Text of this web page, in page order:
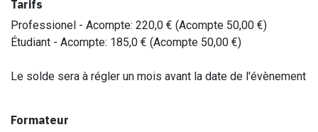
Tarifs
Professionel - Acompte: 220,0 € (Acompte 50,00 €)
Étudiant - Acompte: 185,0 € (Acompte 50,00 €)
Le solde sera à régler un mois avant la date de l'évènement
Formateur